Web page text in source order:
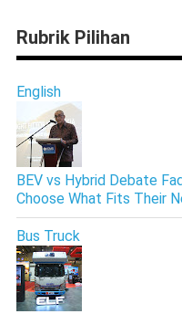
Rubrik Pilihan
English
BEV vs Hybrid Debate
Choose What Fits Their
Bus Truck